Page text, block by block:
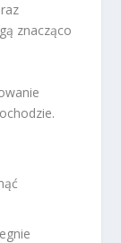
znacząco